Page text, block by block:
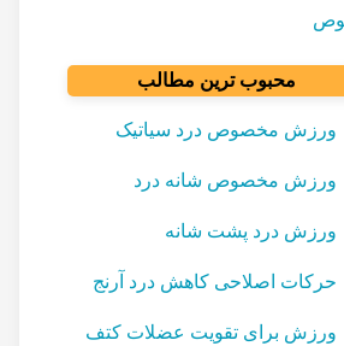
محبوب ترین مطالب
ورزش مخصوص درد سیاتیک
ورزش مخصوص شانه درد
ورزش درد پشت شانه
حرکات اصلاحی کاهش درد آرنج
ورزش برای تقویت عضلات کتف